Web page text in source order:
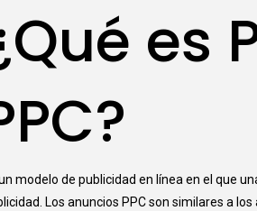
es
modelo de publicidad en línea en el que
Los anuncios PPC son similares a